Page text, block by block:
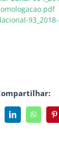
LinkedInWhatsApp